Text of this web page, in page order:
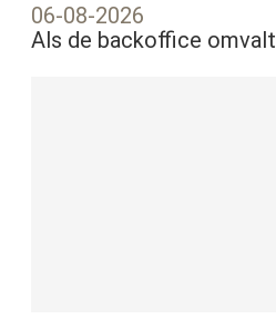
06-08-2026
Als de backoffice omvalt